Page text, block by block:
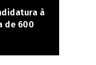
à
de 600